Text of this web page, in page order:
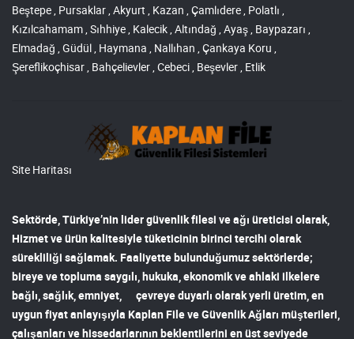
Beştepe , Pursaklar , Akyurt , Kazan , Çamlıdere , Polatlı ,
Kızılcahamam , Sıhhiye , Kalecik , Altındağ , Ayaş , Baypazarı ,
Elmadağ , Güdül , Haymana , Nallıhan , Çankaya Koru ,
Şereflikoçhisar , Bahçelievler , Cebeci , Beşevler , Etlik
Site Haritası
Sektörde, Türkiye’nin lidergüvenlik filesi ve ağı üreticisi olarak,
Hizmet ve ürün kalitesiyle tüketicinin birinci tercihi olarak
sürekliliği sağlamak. Faaliyette bulunduğumuz sektörlerde;
bireye ve topluma saygılı, hukuka, ekonomik ve ahlaki ilkelere
bağlı, sağlık, emniyet, çevreye duyarlı olarak yerli üretim, en
uygun fiyat anlayışıyla Kaplan File ve Güvenlik Ağları müşterileri,
çalışanları ve hissedarlarının beklentilerini en üst seviyede